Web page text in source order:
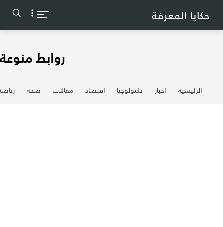
حكايا المعرفة
روابط منوعة
الرئيسية اخبار تكنولوجيا اقتصاد مقالات صحة